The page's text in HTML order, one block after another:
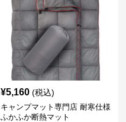
¥5,160 (税込)
キャンプマット専門店 耐寒仕様
ふかふか断熱マット